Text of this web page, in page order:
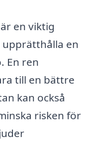
en viktig
en
En ren
till en bättre
kan också
risken för